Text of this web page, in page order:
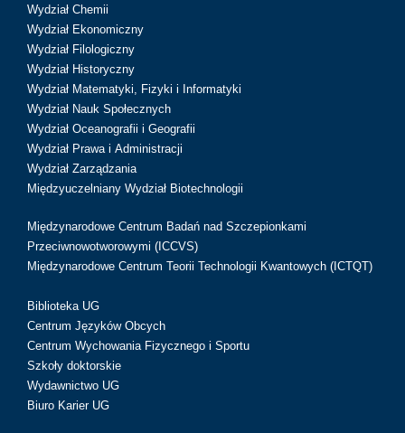
Wydział Chemii
Wydział Ekonomiczny
Wydział Filologiczny
Wydział Historyczny
Wydział Matematyki, Fizyki i Informatyki
Wydział Nauk Społecznych
Wydział Oceanografii i Geografii
Wydział Prawa i Administracji
Wydział Zarządzania
Międzyuczelniany Wydział Biotechnologii
Międzynarodowe Centrum Badań nad Szczepionkami
Przeciwnowotworowymi (ICCVS)
Międzynarodowe Centrum Teorii Technologii Kwantowych (ICTQT)
Biblioteka UG
Centrum Języków Obcych
Centrum Wychowania Fizycznego i Sportu
Szkoły doktorskie
Wydawnictwo UG
Biuro Karier UG